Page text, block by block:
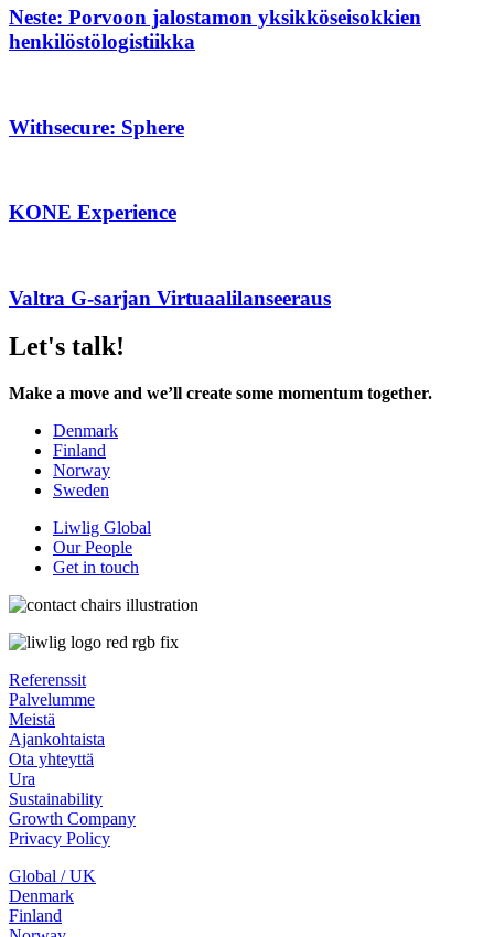
Neste: Porvoon jalostamon yksikköseisokkien
henkilöstölogistiikka
Withsecure: Sphere
KONE Experience
Valtra G-sarjan Virtuaalilanseeraus
Let's talk!
Make a move and we’ll create some momentum together.
Denmark
Finland
Norway
Sweden
Liwlig Global
Our People
Get in touch
Referenssit
Palvelumme
Meistä
Ajankohtaista
Ota yhteyttä
Ura
Sustainability
Growth Company
Privacy Policy
Global / UK
Denmark
Finland